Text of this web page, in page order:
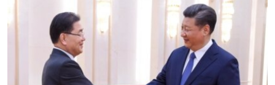
ព្រឹត្តិការណ៍ព័ត៌មាន
ទូរទស្សន៍ / វីដេអូ​
វិទ្យុ / ផតខាសថ៍
កម្មវិធីទាំងអស់